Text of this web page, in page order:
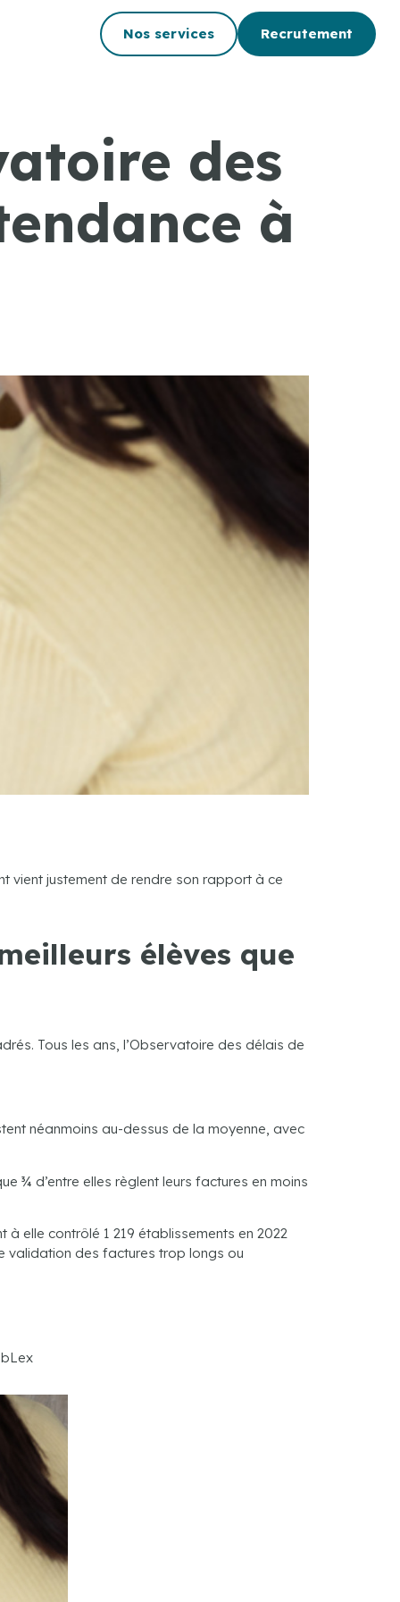
Nos services Recrutement
des
à
vient justement de rendre son rapport à ce
élèves que
Tous les ans, l’Observatoire des délais de
néanmoins au-dessus de la moyenne, avec
¾ d’entre elles règlent leurs factures en moins
elle contrôlé 1 219 établissements en 2022
validation des factures trop longs ou